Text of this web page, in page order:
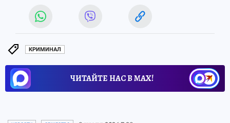
КРИМИНАЛ
ЧИТАЙТЕ НАС В МАХ!